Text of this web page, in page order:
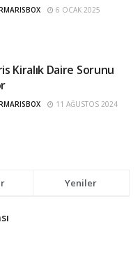
6 OCAK 2025
Kiralık Daire Sorunu
11 AĞUSTOS 2024
Yeniler